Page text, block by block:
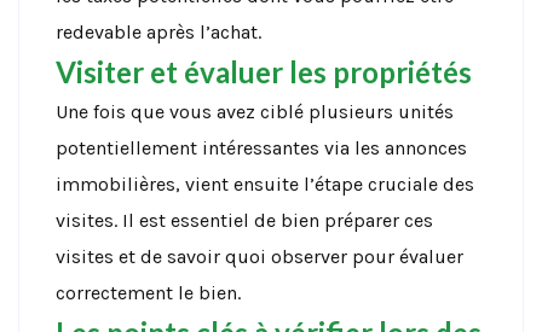
redevable après l’achat.
Visiter et évaluer les propriétés
Une fois que vous avez ciblé plusieurs unités
potentiellement intéressantes via les annonces
immobilières, vient ensuite l’étape cruciale des
visites. Il est essentiel de bien préparer ces
visites et de savoir quoi observer pour évaluer
correctement le bien.